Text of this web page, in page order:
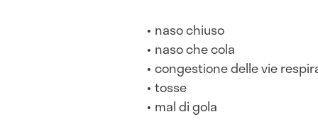
naso chiuso
naso che cola
congestione delle vie
tosse
mal di gola